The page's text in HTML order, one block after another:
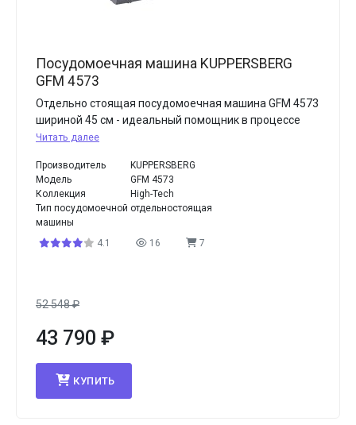
Посудомоечная машина KUPPERSBERG
GFM 4573
Отдельно стоящая посудомоечная машина GFM 4573
шириной 45 см - идеальный помощник в процессе
Читать далее
Производитель
KUPPERSBERG
Модель
GFM 4573
Коллекция
High-Tech
Тип посудомоечной
машины
отдельностоящая
4.1 16 7
52 548₽
43 790 ₽
КУПИТЬ